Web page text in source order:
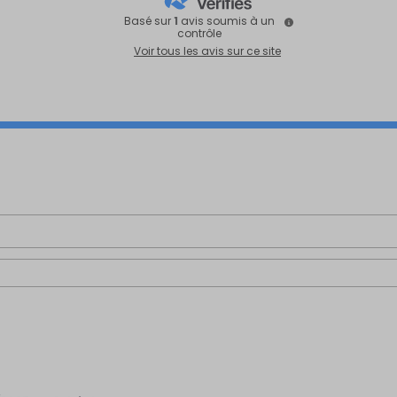
Basé sur 1 avis soumis à un
contrôle
Voir tous les avis sur ce site